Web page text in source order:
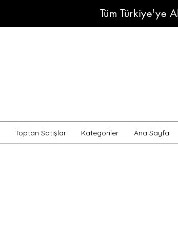
Tüm Türkiye'ye
Toptan Satışlar Kategoriler Ana Sayfa